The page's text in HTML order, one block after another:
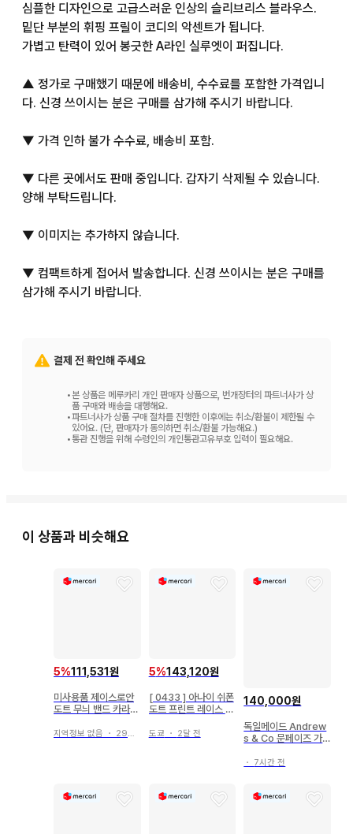
심플한 디자인으로 고급스러운 인상의 슬리브리스 블라우스.
밑단 부분의 휘핑 프릴이 코디의 악센트가 됩니다.
가볍고 탄력이 있어 봉긋한 A라인 실루엣이 퍼집니다.
▲ 정가로 구매했기 때문에 배송비, 수수료를 포함한 가격입니
다. 신경 쓰이시는 분은 구매를 삼가해 주시기 바랍니다.
▼ 가격 인하 불가 수수료, 배송비 포함.
▼ 다른 곳에서도 판매 중입니다. 갑자기 삭제될 수 있습니다.
양해 부탁드립니다.
▼ 이미지는 추가하지 않습니다.
▼ 컴팩트하게 접어서 발송합니다. 신경 쓰이시는 분은 구매를
삼가해 주시기 바랍니다.
결제 전 확인해 주세요
•본 상품은 메루카리 개인 판매자 상품으로, 번개장터의 파트너사가 상
품 구매와 배송을 대행해요.
•파트너사가 상품 구매 절차를 진행한 이후에는 취소/환불이 제한될 수
있어요. (단, 판매자가 동의하면 취소/환불 가능해요.)
•통관 진행을 위해 수령인의 개인통관고유부호 입력이 필요해요.
이 상품과 비슷해요
5%111,531원
미사용품 제이스로안
도트 무늬 밴드 카라
지역정보 없음 ・ 29일 전
5%143,120원
[ 0433 ] 아나이 쉬폰
도트 프린트 레이스 블
도쿄 ・ 2달 전
140,000원
독일메이드 Andrew
s & Co 문페이즈 가
・ 7시간 전